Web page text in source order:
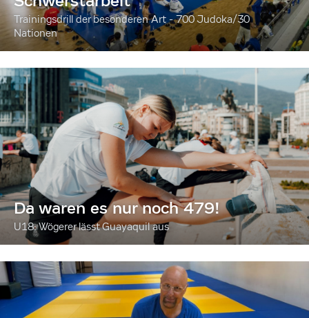
Trainingsdrill der besonderen Art - 700 Judoka/30
Nationen
Da waren es nur noch 479!
U18: Wögerer lässt Guayaquil aus